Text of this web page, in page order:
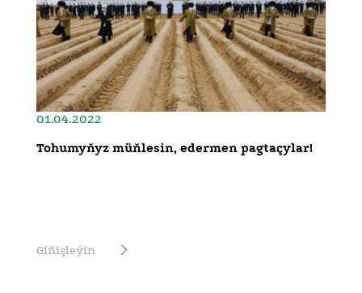
01.04.2022
Tohumyňyz müňlesin, edermen pagtaçylar!
Giňişleýin